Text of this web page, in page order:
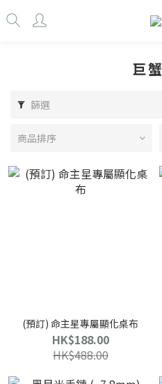
巨
篩選
商品排序
(預訂) 命主星專屬顯化桌布
HK$188.00
HK$488.00